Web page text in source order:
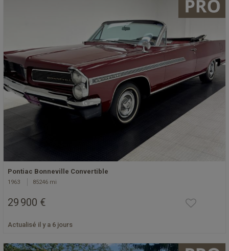
Pontiac Bonneville Convertible
1963 85246 mi
29 900 €
Actualisé il y a 6 jours